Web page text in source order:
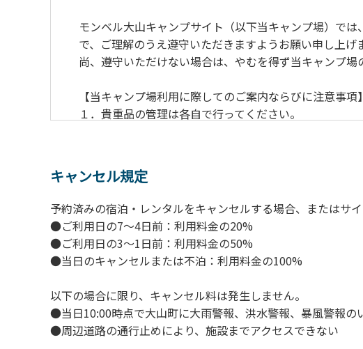
モンベル大山キャンプサイト（以下当キャンプ場）で
で、ご理解のうえ遵守いただきますようお願い申し上げ
尚、遵守いただけない場合は、やむを得ず当キャンプ場
【当キャンプ場利用に際してのご案内ならびに注意事項】
１．貴重品の管理は各自で行ってください。
４．当キャンプ場内を車で移動する場合は徐行運転（5
５．ゴミ（可燃）は指定のゴミ袋に分別した上で、指
６．BBQ及び焚火台の灰につきましては鎮火を確認し
７．暴力団等反社会勢力及びその関係者ならびに公共の
８．不可抗力以外の事由により建造物、家具、備品、
９．当キャンプ場内（駐車場を含む）での事故や盗難な
１０．車中で宿泊される場合は、必ずエンジンを停止し
１１．他の宿泊者のご迷惑になりますので、21時～翌朝
１２．レンタル品は管理棟に返却してください。
１３．動物（ペット類）の同伴はご遠慮願います。（愛
１４．キャンプ場内に喫煙所はございません。他のお客
キャンセル規定
予約済みの宿泊・レンタルをキャンセルする場合、またはサ
●ご利用日の7～4日前：利用料金の20%
●ご利用日の3～1日前：利用料金の50%
●当日のキャンセルまたは不泊：利用料金の100%
以下の場合に限り、キャンセル料は発生しません。
●当日10:00時点で大山町に大雨警報、洪水警報、暴風警報の
●周辺道路の通行止めにより、施設までアクセスできない